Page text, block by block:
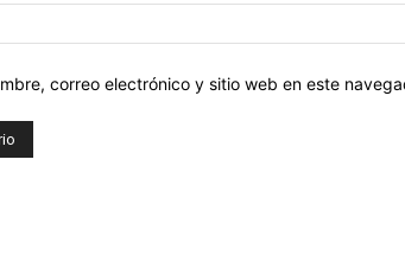
correo electrónico y sitio web en este